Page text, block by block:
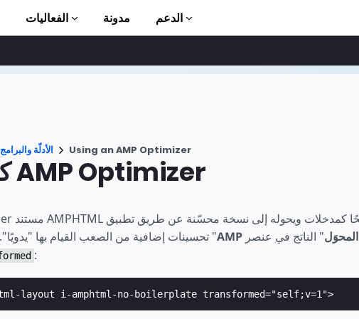
الفعاليات مدونة الدعم
الأدلّة Using an AMP Optimizer
كيف يعمل AMP Optimizer
تحسينات إضافية من الصعب القيام بها "يدويًا". يمكنك التعرّف على "
AMP المحوَل" الناتج في عنصر
:
layout i-amphtml-no-boilerplate transformed="self;v=1">